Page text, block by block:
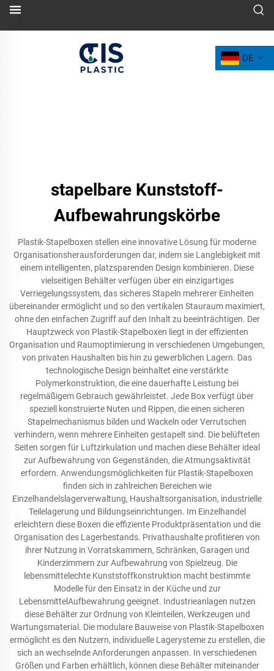
DE
stapelbare Kunststoff-
Aufbewahrungskörbe
Plastik-Stapelboxen stellen eine innovative Lösung für moderne
Organisationsherausforderungen dar, indem sie Langlebigkeit mit
einem intelligenten, platzsparenden Design kombinieren. Diese
vielseitigen Behälter verfügen über ein einzigartiges
Verriegelungssystem, das sicheres Stapeln mehrerer Einheiten
übereinander ermöglicht und so den vertikalen Stauraum maximiert,
ohne den einfachen Zugriff auf den Inhalt zu beeinträchtigen. Der
Hauptzweck von Plastik-Stapelboxen liegt in der effizienten
Organisation und Raumoptimierung in verschiedenen Umgebungen,
von privaten Haushalten bis hin zu gewerblichen Lagern. Das
technologische Design beinhaltet eine verstärkte
Polymerkonstruktion, die eine dauerhafte Leistung bei
regelmäßigem Gebrauch gewährleistet. Jede Box verfügt über
speziell konstruierte Nuten und Rippen, die einen sicheren
Stapelmechanismus bilden und Wackeln oder Verrutschen
verhindern, wenn mehrere Einheiten gestapelt sind. Die belüfteten
Seiten sorgen für Luftzirkulation und machen diese Behälter ideal
zur Aufbewahrung von Gegenständen, die Atmungsaktivität
erfordern. Anwendungsmöglichkeiten für Plastik-Stapelboxen
finden sich in zahlreichen Bereichen wie
Einzelhandelslagerverwaltung, Haushaltsorganisation, industrielle
Teilelagerung und Bildungseinrichtungen. Im Einzelhandel
erleichtern diese Boxen die effiziente Produktpräsentation und die
Organisation des Lagerbestands. Privathaushalte profitieren von
ihrer Nutzung in Vorratskammern, Schränken, Garagen und
Kinderzimmern zur Aufbewahrung von Spielzeug. Die
lebensmittelechte Kunststoffkonstruktion macht bestimmte
Modelle für den Einsatz in der Küche und zur
LebensmittelAufbewahrung geeignet. Industrieanlagen nutzen
diese Behälter zur Ordnung von Kleinteilen, Werkzeugen und
Wartungsmaterial. Die modulare Bauweise von Plastik-Stapelboxen
ermöglicht es den Nutzern, individuelle Lagerysteme zu erstellen, die
sich an wechselnde Anforderungen anpassen. In verschiedenen
Größen und Farben erhältlich, können diese Behälter miteinander